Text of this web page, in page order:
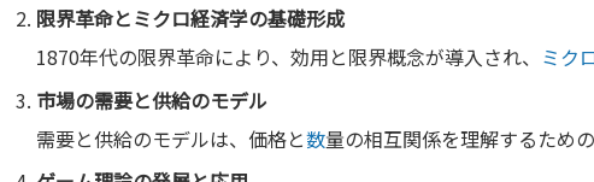
限界革命とミクロ経済学の基礎形成
1870年代の限界革命により、効用と限界概念が導入され、 ミク
市場の需要と供給のモデル
需要と供給のモデルは、価格と数量の相互関係を理解するため